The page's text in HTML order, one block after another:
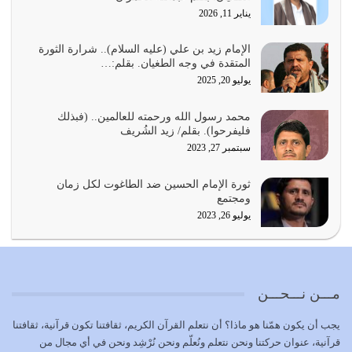
بحبل الله جميعاً وليس كل…
يوليو 22, 2026
يشاء ويذل من يشاء
يوليو 21, 2026
كل زمان…
يوليو 19, 2026
الوظيفة عبارة عن مسؤولية يجب النهوض بها كما ينبغي لكي
وَالْمُنْفِقِينَ…
يوليو 17, 2026
يناير 11, 2026
الإمام زيد بن علي (عليه السلام).. شرارة الثورة
المتقدة في وجه الطغيان. بقلم:…
يوليو 20, 2025
محمد رسول الله ورحمته للعالمين.. (فبذلك
فليفرحوا). بقلم/ زيد الشُريف
سبتمبر 27, 2023
ثورة الإمام الحسين ضد الطاغوت لكل زمان
ومجتمع
يوليو 26, 2023
مـــن نـــحـــن
يجب أن يكون همّنا هو ماذا؟ أن نتعلم القرآن الكريم، ثقافتنا تكون قرآنية، ثقافتنا
قرآنية، عنوان حركتنا ونحن نتعلم ونُعلّم ونحن نُرْشِد ونحن في أي مجال من